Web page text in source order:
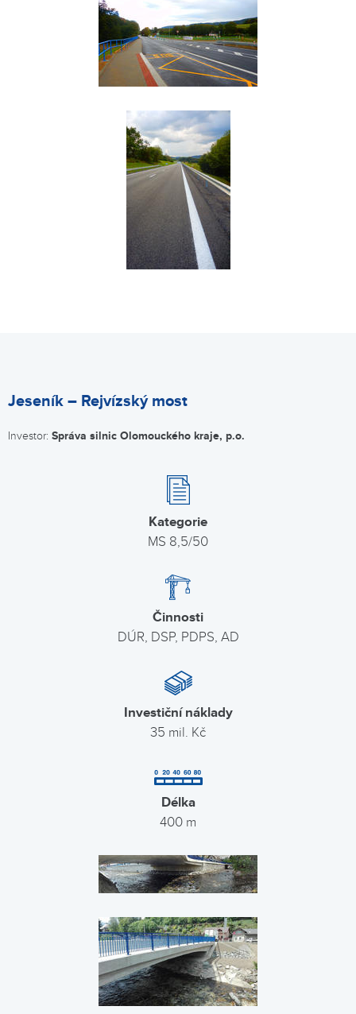
Jeseník – Rejvízský most
Investor: Správa silnic Olomouckého kraje, p.o.
Kategorie
MS 8,5/50
Činnosti
DÚR, DSP, PDPS, AD
Investiční náklady
35 mil. Kč
Délka
400 m